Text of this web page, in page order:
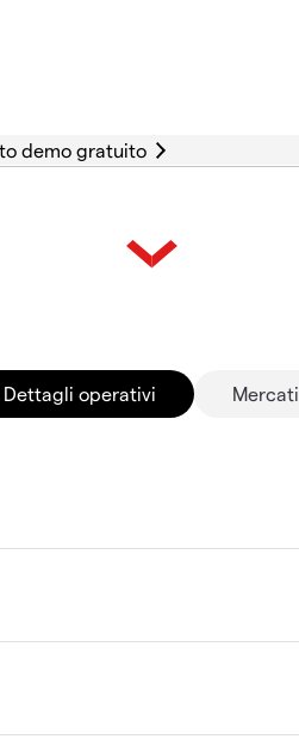
Dettagli operativi Mercati